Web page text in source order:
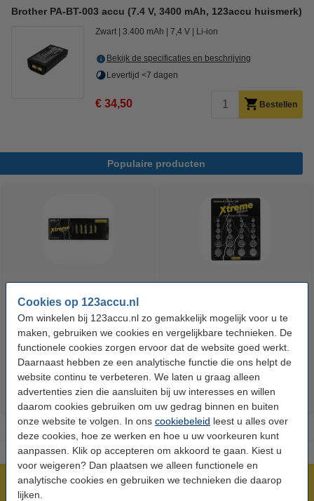
Cookies op 123accu.nl
Om winkelen bij 123accu.nl zo gemakkelijk mogelijk voor u te
maken, gebruiken we cookies en vergelijkbare technieken. De
functionele cookies zorgen ervoor dat de website goed werkt.
Daarnaast hebben ze een analytische functie die ons helpt de
website continu te verbeteren. We laten u graag alleen
advertenties zien die aansluiten bij uw interesses en willen
daarom cookies gebruiken om uw gedrag binnen en buiten
onze website te volgen. In ons cookiebeleid leest u alles over
deze cookies, hoe ze werken en hoe u uw voorkeuren kunt
aanpassen. Klik op accepteren om akkoord te gaan. Kiest u
voor weigeren? Dan plaatsen we alleen functionele en
analytische cookies en gebruiken we technieken die daarop
lijken.
Brother PA-BT-003 accu (7.4 V, 3400 mAh, 123accu huismerk)
Zwart 3.400 mAh 7,4 V Li-ion
Bekijk de specificaties en beschrijving
Levertijd <7 dagen
€ 34,50 Bestellen
Populaire producten
123accu Xtreme Power AAA /
24 stuks
€ 14,50 € 13,05 Inclusief 21%
BTW
€ 5,95 € 5,36 Inclusief 21% BTW
Meer dan 5 miljoen klanten!